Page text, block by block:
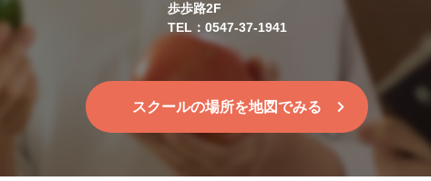
歩歩路2F
TEL：0547-37-1941
スクールの場所を地図でみる